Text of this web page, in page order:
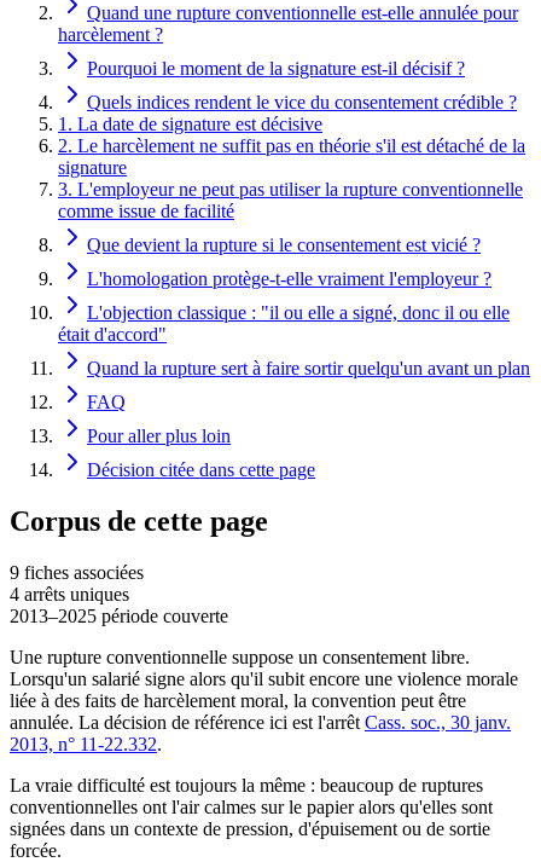
Quand une rupture conventionnelle est-elle annulée pour
harcèlement ?
Pourquoi le moment de la signature est-il décisif ?
Quels indices rendent le vice du consentement crédible ?
1. La date de signature est décisive
2. Le harcèlement ne suffit pas en théorie s'il est détaché de la
signature
3. L'employeur ne peut pas utiliser la rupture conventionnelle
comme issue de facilité
Que devient la rupture si le consentement est vicié ?
L'homologation protège-t-elle vraiment l'employeur ?
L'objection classique : "il ou elle a signé, donc il ou elle
était d'accord"
Quand la rupture sert à faire sortir quelqu'un avant un plan
FAQ
Pour aller plus loin
Décision citée dans cette page
Corpus de cette page
9 fiches associées
4 arrêts uniques
2013–2025 période couverte
Une rupture conventionnelle suppose un consentement libre.
Lorsqu'un salarié signe alors qu'il subit encore une violence morale
liée à des faits de harcèlement moral, la convention peut être
annulée. La décision de référence ici est l'arrêt Cass. soc., 30 janv.
2013, n° 11-22.332.
La vraie difficulté est toujours la même : beaucoup de ruptures
conventionnelles ont l'air calmes sur le papier alors qu'elles sont
signées dans un contexte de pression, d'épuisement ou de sortie
forcée.